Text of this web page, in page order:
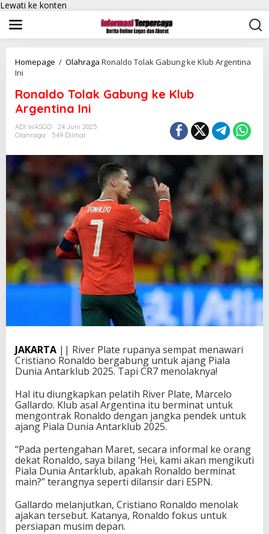
Lewati ke konten
Homepage / Olahraga Ronaldo Tolak Gabung ke Klub Argentina
Ini
Ronaldo Tolak Gabung ke Klub
Argentina Ini
ADI WASGO
24 Juni 2025
Olahraga
549 Dilihat
JAKARTA || River Plate rupanya sempat menawari
Cristiano Ronaldo bergabung untuk ajang Piala
Dunia Antarklub 2025. Tapi CR7 menolaknya!
Hal itu diungkapkan pelatih River Plate, Marcelo
Gallardo. Klub asal Argentina itu berminat untuk
mengontrak Ronaldo dengan jangka pendek untuk
ajang Piala Dunia Antarklub 2025.
“Pada pertengahan Maret, secara informal ke orang
dekat Ronaldo, saya bilang ‘Hei, kami akan mengikuti
Piala Dunia Antarklub, apakah Ronaldo berminat
main?” terangnya seperti dilansir dari ESPN.
Gallardo melanjutkan, Cristiano Ronaldo menolak
ajakan tersebut. Katanya, Ronaldo fokus untuk
persiapan musim depan.